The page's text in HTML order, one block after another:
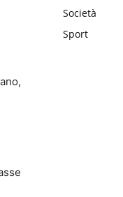
Società
Sport